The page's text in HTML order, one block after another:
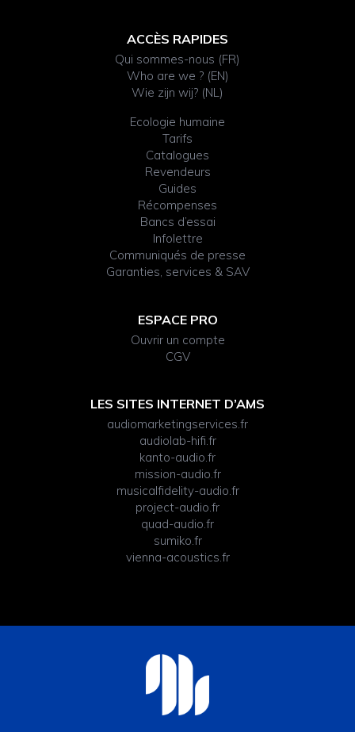
ACCÈS RAPIDES
Qui sommes-nous (FR)
Who are we ? (EN)
Wie zijn wij? (NL)
Ecologie humaine
Tarifs
Catalogues
Revendeurs
Guides
Récompenses
Bancs d’essai
Infolettre
Communiqués de presse
Garanties, services & SAV
ESPACE PRO
Ouvrir un compte
CGV
LES SITES INTERNET D’AMS
audiomarketingservices.fr
audiolab-hifi.fr
kanto-audio.fr
mission-audio.fr
musicalfidelity-audio.fr
project-audio.fr
quad-audio.fr
sumiko.fr
vienna-acoustics.fr